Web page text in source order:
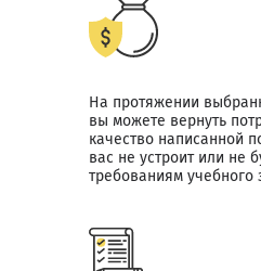
На протяжении
вы можете вернуть
качество написанной
вас не устроит или не
требованиям учебного